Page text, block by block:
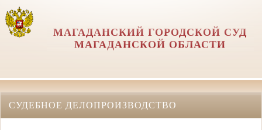
МАГАДАНСКИЙ ГОРОДСКОЙ СУД
МАГАДАНСКОЙ ОБЛАСТИ
СУДЕБНОЕ ДЕЛОПРОИЗВОДСТВО